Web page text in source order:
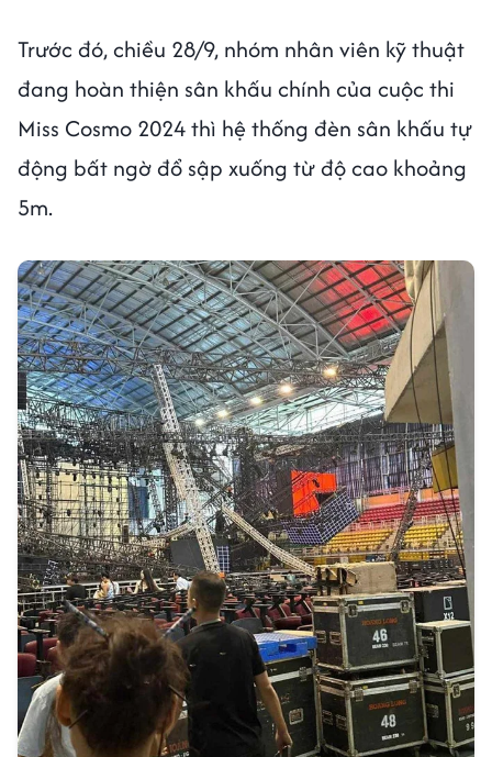
Trước đó, chiều 28/9, nhóm nhân viên kỹ thuật
đang hoàn thiện sân khấu chính của cuộc thi
Miss Cosmo 2024 thì hệ thống đèn sân khấu tự
động bất ngờ đổ sập xuống từ độ cao khoảng
5m.